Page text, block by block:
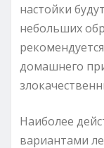
настойки
небольших
домашнего
Наиболее
вариантами